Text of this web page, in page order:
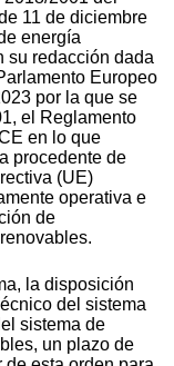
11 de diciembre
energía
su redacción dada
Europeo
por la que se
el Reglamento
en lo que
procedente de
(UE)
operativa e
de
la disposición
del sistema
sistema de
un plazo de